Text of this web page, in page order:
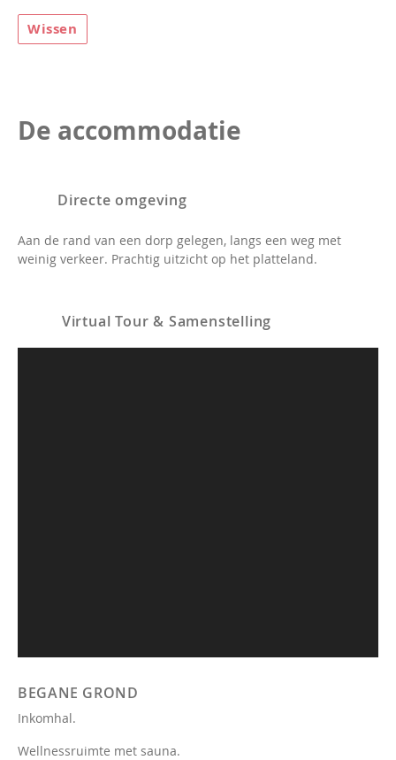
Wissen
De accommodatie
Directe omgeving
Aan de rand van een dorp gelegen, langs een weg met
weinig verkeer. Prachtig uitzicht op het platteland.
Virtual Tour & Samenstelling
BEGANE GROND
Inkomhal.
Wellnessruimte met sauna.